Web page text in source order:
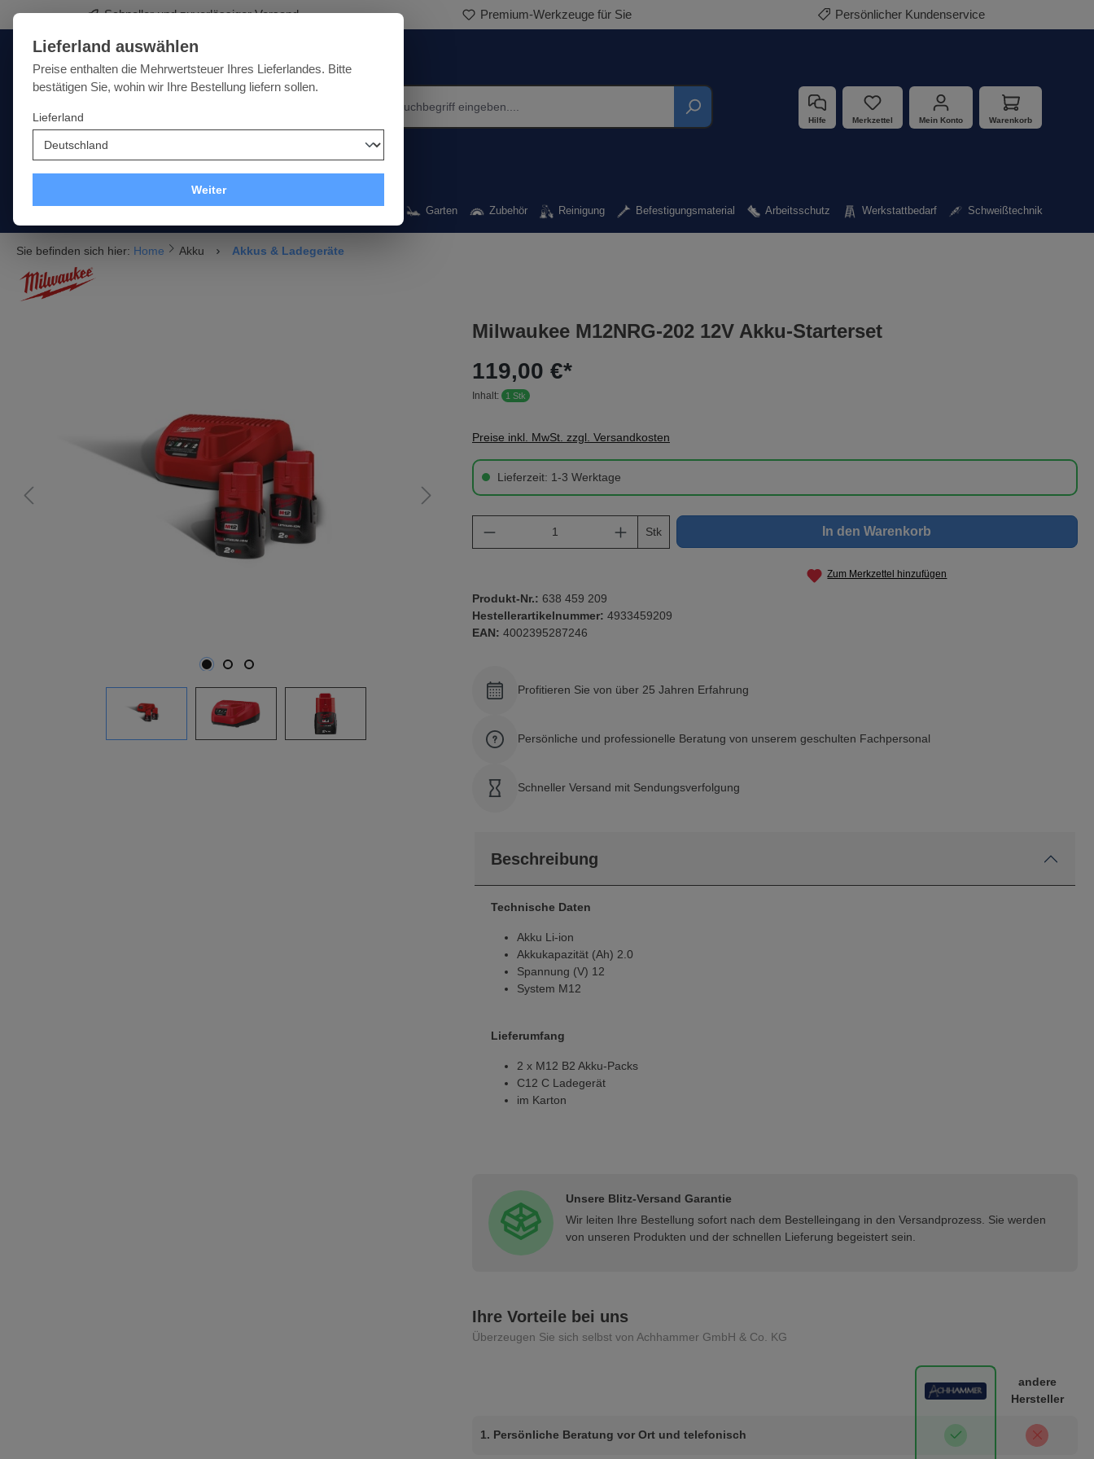
Zur Hauptnavigation springen
Schneller und zuverlässiger Versand Premium-Werkzeuge für Sie Persönlicher Kundenservice
Lieferland: Deutschland
Qualität · Vielfalt · Kompetenz - alles unter einem Dach
Hilfe Merkzettel Mein Konto Warenkorb
Garten Zubehör Reinigung Befestigungsmaterial Arbeitsschutz Werkstattbedarf Schweißtechnik
Sie befinden sich hier: Home Akku Akkus & Ladegeräte
Milwaukee M12NRG-202 12V Akku-Starterset
119,00 €*
Inhalt: 1 Stk
Preise inkl. MwSt. zzgl. Versandkosten
Lieferzeit: 1-3 Werktage
Produkt Anzahl: Gib den gewünschten Wert ein oder benutze die
Stk In den Warenkorb
Zum Merkzettel hinzufügen
Produkt-Nr.: 638 459 209
Hestellerartikelnummer: 4933459209
EAN: 4002395287246
Profitieren Sie von über 25 Jahren Erfahrung
Persönliche und professionelle Beratung von unserem geschulten Fachpersonal
Schneller Versand mit Sendungsverfolgung
Beschreibung
Technische Daten
Akku Li-ion
Akkukapazität (Ah) 2.0
Spannung (V) 12
System M12
Lieferumfang
2 x M12 B2 Akku-Packs
C12 C Ladegerät
im Karton
Unsere Blitz-Versand Garantie
Wir leiten Ihre Bestellung sofort nach dem Bestelleingang in den Versandprozess. Sie werden
von unseren Produkten und der schnellen Lieferung begeistert sein.
Ihre Vorteile bei uns
Überzeugen Sie sich selbst von Achhammer GmbH & Co. KG
andere
Hersteller
1. Persönliche Beratung vor Ort und telefonisch
Lieferland auswählen
Preise enthalten die Mehrwertsteuer Ihres Lieferlandes. Bitte
bestätigen Sie, wohin wir Ihre Bestellung liefern sollen.
Lieferland
Weiter